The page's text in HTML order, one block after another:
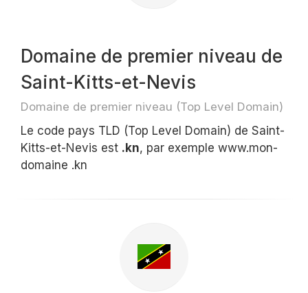
Domaine de premier niveau de
Saint-Kitts-et-Nevis
Domaine de premier niveau (Top Level Domain)
Le code pays TLD (Top Level Domain) de Saint-
Kitts-et-Nevis est .kn, par exemple www.mon-
domaine .kn